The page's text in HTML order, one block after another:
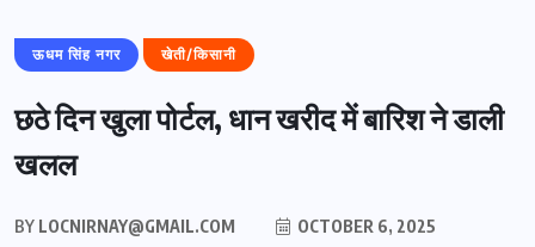
ऊधम सिंह नगर खेती/किसानी
छठे दिन खुला पोर्टल, धान खरीद में बारिश ने डाली
खलल
BY LOCNIRNAY@GMAIL.COM
OCTOBER 6, 2025